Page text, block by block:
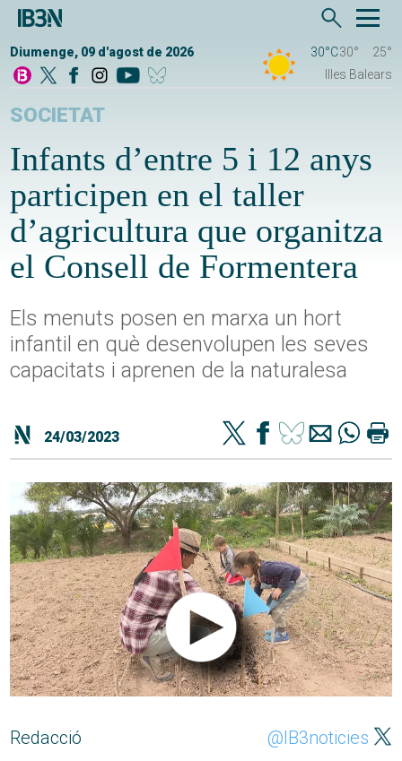
Diumenge, 09 d'agost de 2026 30°C30°
25°
Illes Balears
SOCIETAT
Infants d’entre 5 i 12 anys
participen en el taller
d’agricultura que organitza
el Consell de Formentera
Els menuts posen en marxa un hort
infantil en què desenvolupen les seves
capacitats i aprenen de la naturalesa
24/03/2023
Redacció @IB3noticies